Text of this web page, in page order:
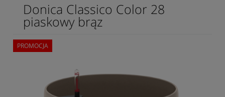
Donica Classico Color 28
piaskowy brąz
PROMOCJA